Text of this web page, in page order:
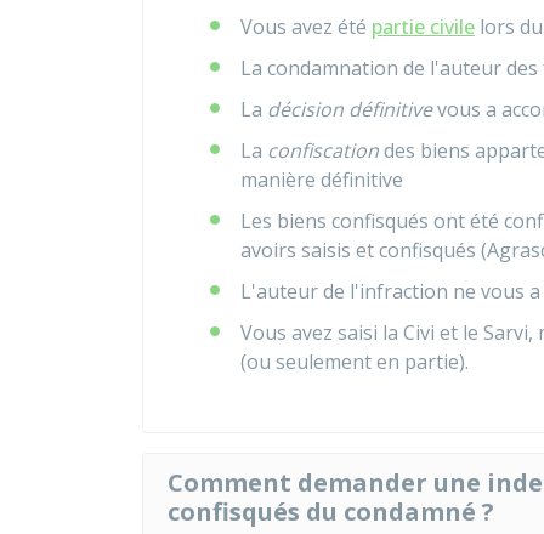
Vous avez été partie civile lors
La condamnation de l'auteur
La décision définitivevous a
La confiscationdes biens
manière définitive
Les biens confisqués ont été
avoirs saisis et confisqués
L'auteur de l'infraction ne vous
Vous avez saisi la Civi et le Sarvi,
(ou seulement en partie).
Comment demander une
confisqués du condamné ?